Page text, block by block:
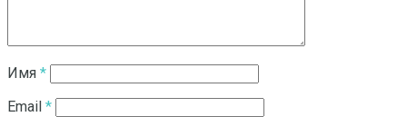
Имя *
Email *